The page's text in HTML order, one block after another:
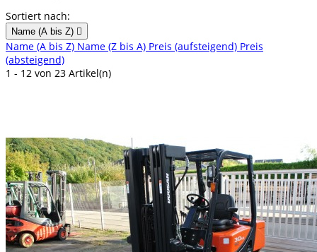
Sortiert nach:
Name (A bis Z) 
Name (A bis Z) Name (Z bis A) Preis (aufsteigend) Preis
(absteigend)
1 - 12 von 23 Artikel(n)